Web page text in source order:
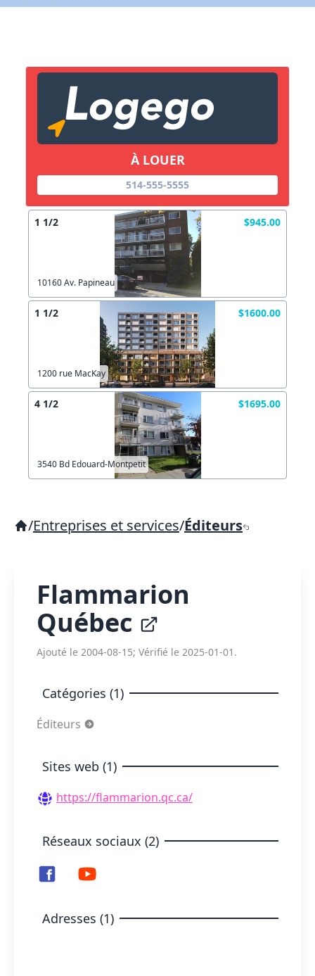
À LOUER
514-555-5555
1 1/2 $945.00
10160 Av. Papineau
1 1/2 $1600.00
1200 rue MacKay
4 1/2 $1695.00
3540 Bd Edouard-Montpetit
/Entreprises et services/Éditeurs
Flammarion
Québec
Ajouté le 2004-08-15; Vérifié le 2025-01-01.
Catégories (1)
Éditeurs
Sites web (1)
https://flammarion.qc.ca/
Réseaux sociaux (2)
Adresses (1)
Lien vers inscription (sera inclus dans courriel)
Copier lien
X Fermer Envoyez
X Fermer